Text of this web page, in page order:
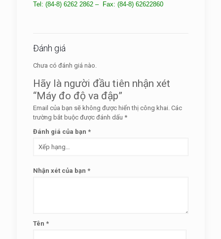
Tel: (84-8) 6262 2862 – Fax: (84-8) 62622860
Đánh giá
Chưa có đánh giá nào.
Hãy là người đầu tiên nhận xét
“Máy đo độ va đập”
Email của bạn sẽ không được hiển thị công khai. Các
trường bắt buộc được đánh dấu *
Đánh giá của bạn *
Nhận xét của bạn *
Tên *